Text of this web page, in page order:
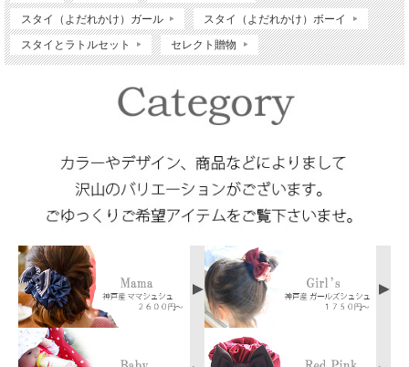
スタイ（よだれかけ）ガール スタイ（よだれかけ）ボーイ
スタイとラトルセット セレクト贈物